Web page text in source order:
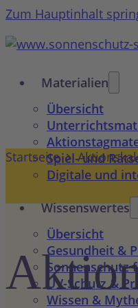
Zum Hauptinhalt
Materialien
Übersicht
Spiel- und
Digitale und
Wissenswertes
Übersicht
Gesundheit &
Sonnenschutz
UV-Schutz &
Wissen &
Startseite